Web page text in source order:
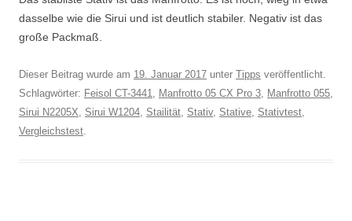
dasselbe wie die Sirui und ist deutlich stabiler. Negativ ist das
große Packmaß.
Dieser Beitrag wurde am 19. Januar 2017 unter Tipps veröffentlicht.
Schlagwörter: Feisol CT-3441 Manfrotto 05 CX Pro 3 Manfrotto 055
Sirui N2205X
Sirui W1204 Stailität Stativ, Stative Stativtest
Vergleichstest